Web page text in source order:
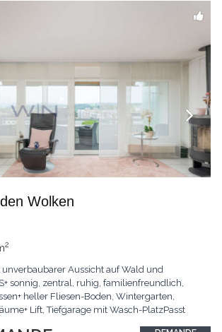
Wolken
2
unverbaubarer Aussicht auf Wald und
sonnig, zentral, ruhig, familienfreundlich,
heller Fliesen-Boden, Wintergarten,
Lift, Tiefgarage mit Wasch-PlatzPasst